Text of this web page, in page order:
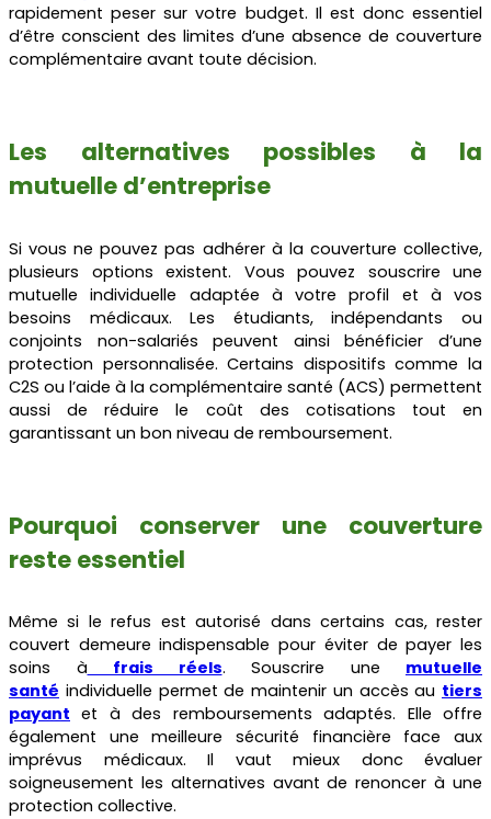
rapidement peser sur votre budget. Il est donc essentiel
d’être conscient des limites d’une absence de couverture
complémentaire avant toute décision.
Les alternatives possibles à la
mutuelle d’entreprise
Si vous ne pouvez pas adhérer à la couverture collective,
plusieurs options existent. Vous pouvez souscrire une
mutuelle individuelle adaptée à votre profil et à vos
besoins médicaux. Les étudiants, indépendants ou
conjoints non-salariés peuvent ainsi bénéficier d’une
protection personnalisée. Certains dispositifs comme la
C2S ou l’aide à la complémentaire santé (ACS) permettent
aussi de réduire le coût des cotisations tout en
garantissant un bon niveau de remboursement.
Pourquoi conserver une couverture
reste essentiel
Même si le refus est autorisé dans certains cas, rester
couvert demeure indispensable pour éviter de payer les
soins à
frais réels. Souscrire une
mutuelle
santé individuelle permet de maintenir un accès au tiers
payant et à des remboursements adaptés. Elle offre
également une meilleure sécurité financière face aux
imprévus médicaux. Il vaut mieux donc évaluer
soigneusement les alternatives avant de renoncer à une
protection collective.